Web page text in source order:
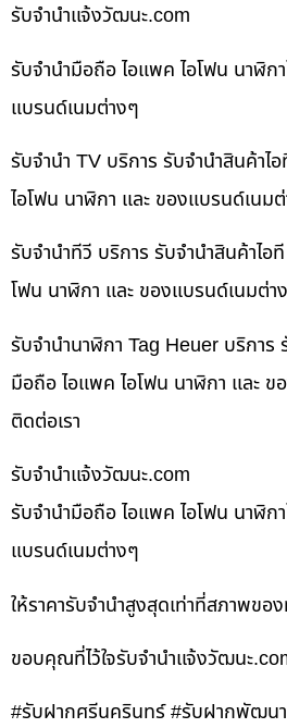
รับจํานําแจ้งวัฒนะ.com
รับจำนำมือถือ ไอแพค ไอโฟน นาฬิก
แบรนด์เนมต่างๆ
รับจำนำ TV บริการ รับจำนำสินค้าไ
ไอโฟน นาฬิกา และ ของแบรนด์เนม
รับจำนำทีวี บริการ รับจำนำสินค้าไอ
โฟน นาฬิกา และ ของแบรนด์เนมต่า
รับจำนำนาฬิกา Tag Heuer บริการ
มือถือ ไอแพค ไอโฟน นาฬิกา และ
ติดต่อเรา
รับจํานําแจ้งวัฒนะ.com
รับจำนำมือถือ ไอแพค ไอโฟน นาฬิก
แบรนด์เนมต่างๆ
ให้ราคารับจำนำสูงสุดเท่าที่สภาพขอ
ขอบคุณที่ไว้ใจรับจำนำแจ้งวัฒนะ
#รับฝากศรีนครินทร์ #รับฝากพัฒนา